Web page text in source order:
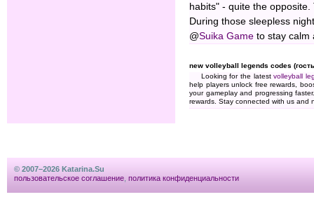
habits" - quite the
During those sleepless
@Suika Game to stay calm
new volleyball legends codes
Looking for the latestvolleyball
help players unlock free rewards,
your gameplay and progressing
rewards. Stay connected with us and
© 2007–2026 Katarina.Su
пользовательское соглашение политика конфиденциальности